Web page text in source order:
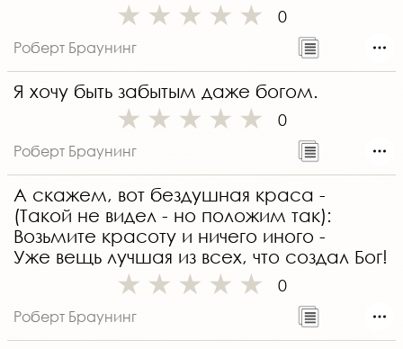
0
Роберт Браунинг
Я хочу быть забытым даже богом.
0
Роберт Браунинг
А скажем, вот бездушная краса -
(Такой не видел - но положим так):
Возьмите красоту и ничего иного -
Уже вещь лучшая из всех, что создал Бог!
0
Роберт Браунинг